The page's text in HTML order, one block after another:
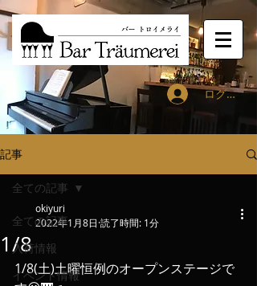
ログイン
記事
全ての記事
入荷情報
イベント情報
全ての記事
1/8
okiyuri
2022年1月8日 読了時間: 1分
1/8(土)土曜恒例のオープンステージで